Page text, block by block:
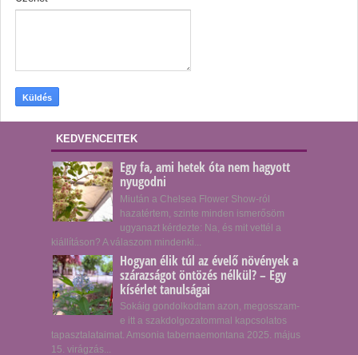
KEDVENCEITEK
Egy fa, ami hetek óta nem hagyott
nyugodni
Miután a Chelsea Flower Show-ról
hazatértem, szinte minden ismerősöm
ugyanazt kérdezte: Na, és mit vettél a
kiállításon? A válaszom mindenki...
Hogyan élik túl az évelő növények a
szárazságot öntözés nélkül? – Egy
kísérlet tanulságai
Sokáig gondolkodtam azon, megosszam-
e itt a szakdolgozatommal kapcsolatos
tapasztalataimat. Amsonia tabernaemontana 2025. május
15. virágzás...